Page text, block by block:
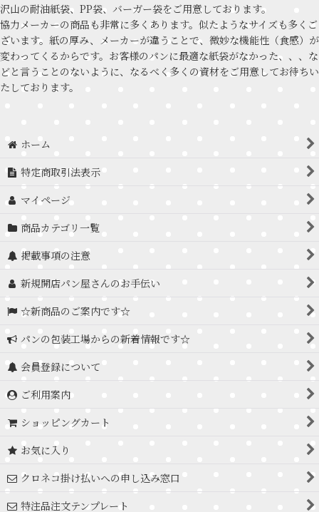
沢山の耐油紙袋、PP袋、バーガー袋をご用意しております。
協力メーカーの商品も非常に多くあります。似たようなサイズも多くご
ざいます。紙の厚み、メーカーが違うことで、微妙な機能性（食感）が
変わってくるからです。お客様のパンに最適な紙袋がなかった、、、な
どと言うことのないように、なるべく多くの資材をご用意してお待ちい
たしております。
ホーム
特定商取引法表示
マイページ
商品カテゴリ一覧
掲載事項の注意
新規開店パン屋さんのお手伝い
☆新商品のご案内です☆
パンの包装工場からの新着情報です☆
会員登録について
ご利用案内
ショッピングカート
お気に入り
クロネコ掛け払いへの申し込み窓口
特注品注文テンプレート